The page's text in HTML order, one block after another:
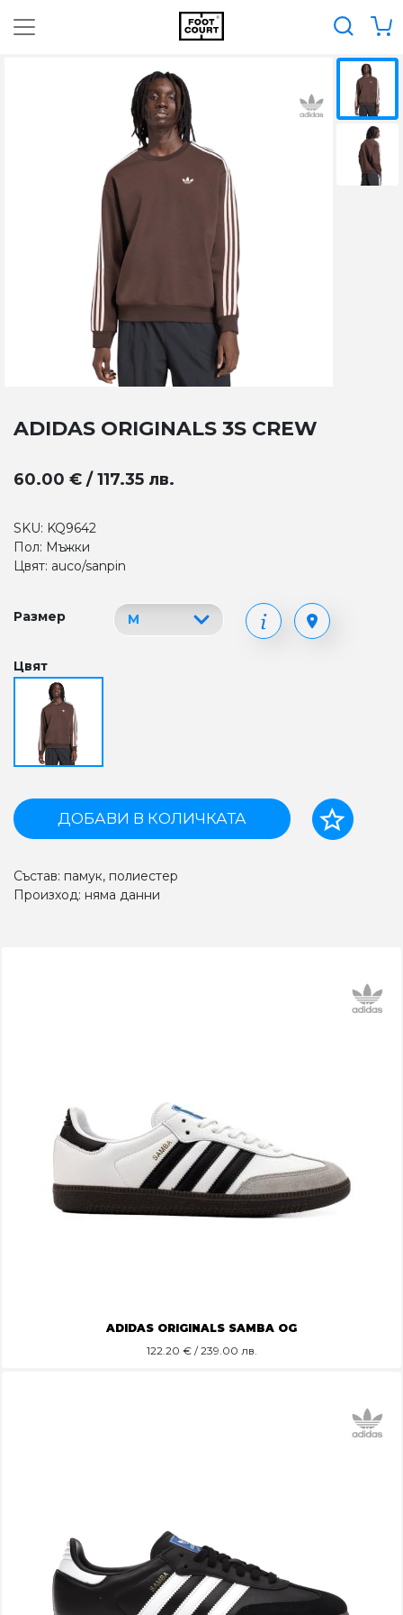
ADIDAS ORIGINALS 3S CREW
60.00 € / 117.35 лв.
SKU: KQ9642
Пол: Мъжки
Цвят: auco/sanpin
Размер
Цвят
ДОБАВИ В КОЛИЧКАТА
Състав: памук, полиестер
Произход: няма данни
ADIDAS ORIGINALS SAMBA OG
122.20 € / 239.00 лв.